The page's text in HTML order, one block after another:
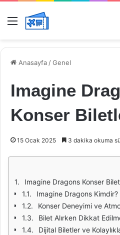
Menü
Anasayfa /Genel
Imagine
Konser
15 Ocak 2025 3 dakika okuma
Imagine Dragons Konser
Imagine Dragons Kimdir?
Konser Deneyimi ve
Bilet Alırken Dikkat
Dijital Biletler ve